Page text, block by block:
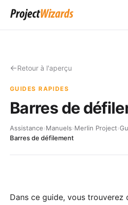
Retour à l'aperçu
GUIDES RAPIDES
Barres de
Assistance›Manuels›Merlin Project›
Barres de défilement
Dans ce guide, vous trouverez